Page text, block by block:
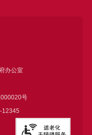
办公室
号
12345